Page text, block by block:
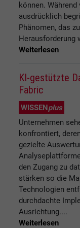
können.
ausdrücklich
Phänomen, das
Herausforderung
Weiterlesen
KI-gestützte
Fabric
WISSENplus
Unternehmen
konfrontiert,
gezielte
den Zugang zu
stärken so die
Technologien
durchdachte
Ausrichtung....
Weiterlesen